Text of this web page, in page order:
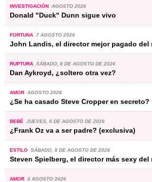
INVESTIGACIÓN AGOSTO 2026
Donald "Duck" Dunn sigue vivo
FORTUNA 7 AGOSTO 2026
John Landis, el director mejor pagado del
RUPTURA SÁBADO, 8 DE AGOSTO DE 2026
Dan Aykroyd, ¿soltero otra vez?
AMOR AGOSTO 2026
¿Se ha casado Steve Cropper en secreto?
BEBÉ JUEVES, 6 DE AGOSTO DE 2026
¿Frank Oz va a ser padre? (exclusiva)
ESTILO SÁBADO, 8 DE AGOSTO DE 2026
Steven Spielberg, el director más sexy del
AMOR 4 AGOSTO 2026